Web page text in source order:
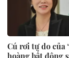
Cú rơi tự do của
hoàng bất động